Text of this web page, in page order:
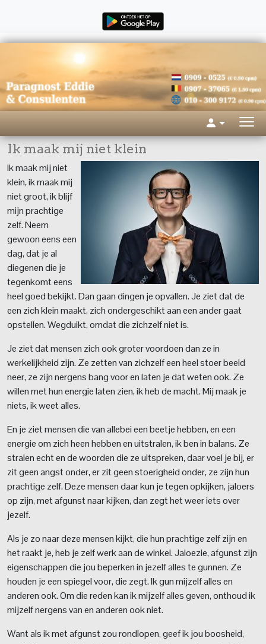
Ik maak mij niet klein
Ik maak mij niet
klein, ik maak mij
niet groot, ik blijf
mijn prachtige
zelf. Neem
gewoon eens een
dag, dat je al
diegenen die je
tegenkomt eens
heel goed bekijkt. Dan gaan dingen je opvallen. Je ziet dat de
een zich klein maakt, zich ondergeschikt aan een ander gaat
opstellen. Wegduikt, omdat die zichzelf niet is.
Je ziet dat mensen zich ook groter voordoen dan ze in
werkelijkheid zijn. Ze zetten van zichzelf een heel stoer beeld
neer, ze zijn nergens bang voor en laten je dat weten ook. Ze
willen met hun energie laten zien, ik heb de macht. Mij maak je
niets, ik weet alles.
En je ziet mensen die van allebei een beetje hebben, en een
energie om zich heen hebben en uitstralen, ik ben in balans. Ze
stralen echt en de woorden die ze uitspreken, daar voel je bij, er
zit geen angst onder, er zit geen stoerigheid onder, ze zijn hun
prachtige zelf. Deze mensen daar kun je tegen opkijken, jaloers
op zijn, met afgunst naar kijken, dan zegt het weer iets over
jezelf.
Als je zo naar deze mensen kijkt, die hun prachtige zelf zijn en
het raakt je, heb je zelf werk aan de winkel. Jaloezie, afgunst zijn
eigenschappen die jou beperken in jezelf alles te gunnen. Ze
houden je een spiegel voor, die zegt. Ik gun mijzelf alles en
anderen ook. Om die reden kan ik mijzelf alles geven, onthoud ik
mijzelf nergens van en anderen ook niet.
Want als ik met afgunst zou rondlopen, geef ik jou boosheid,